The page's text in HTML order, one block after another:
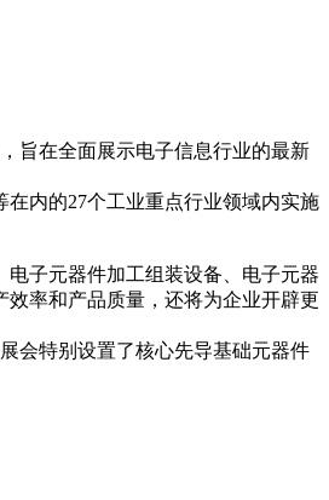
旨在全面展示电子信息行业的最新
内的27个工业重点行业领域内实施
子元器件加工组装设备、电子元器
率和产品质量，还将为企业开辟更
会特别设置了核心先导基础元器件